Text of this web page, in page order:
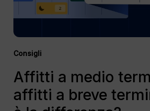
Consigli
termine:
qual
differenza?
Affitti a medio
affitti a breve